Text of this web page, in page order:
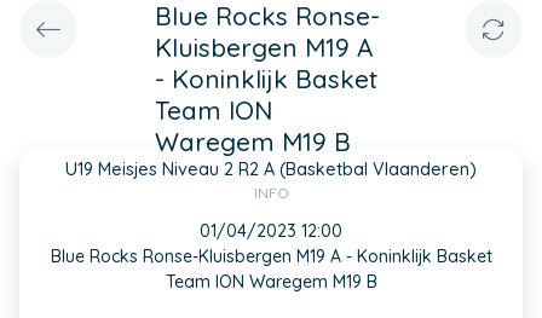
Blue Rocks Ronse-
Kluisbergen M19 A
- Koninklijk Basket
Team ION
Waregem M19 B
U19 Meisjes Niveau 2 R2 A (Basketbal Vlaanderen)
INFO
01/04/2023 12:00
Blue Rocks Ronse-Kluisbergen M19 A - Koninklijk Basket
Team ION Waregem M19 B